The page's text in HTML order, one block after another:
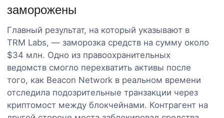
заморожены
Главный результат, на который указывают в
TRM Labs, — заморозка средств на сумму около
$34 млн. Одно из правоохранительных
ведомств смогло перехватить активы после
того, как Beacon Network в реальном времени
отследила подозрительные транзакции через
криптомост между блокчейнами. Контрагент на